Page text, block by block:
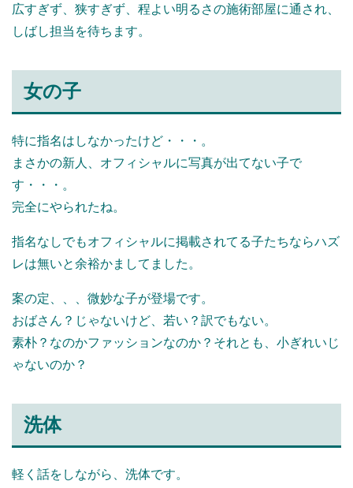
広すぎず、狭すぎず、程よい明るさの施術部屋に通され、
しばし担当を待ちます。
女の子
特に指名はしなかったけど・・・。
まさかの新人、オフィシャルに写真が出てない子で
す・・・。
完全にやられたね。
指名なしでもオフィシャルに掲載されてる子たちならハズ
レは無いと余裕かましてました。
案の定、、、微妙な子が登場です。
おばさん？じゃないけど、若い？訳でもない。
素朴？なのかファッションなのか？それとも、小ぎれいじ
ゃないのか？
洗体
軽く話をしながら、洗体です。